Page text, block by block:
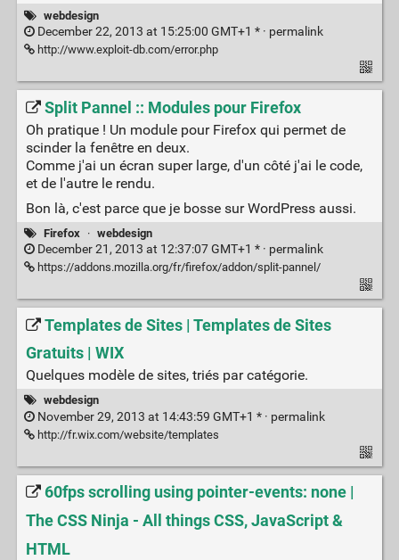
webdesign
December 22, 2013 at 15:25:00 GMT+1 * · permalink
http://www.exploit-db.com/error.php
Split Pannel :: Modules pour Firefox
Oh pratique ! Un module pour Firefox qui permet de
scinder la fenêtre en deux.
Comme j'ai un écran super large, d'un côté j'ai le code,
et de l'autre le rendu.
Bon là, c'est parce que je bosse sur WordPress aussi.
Firefox · webdesign
December 21, 2013 at 12:37:07 GMT+1 * · permalink
https://addons.mozilla.org/fr/firefox/addon/split-pannel/
Templates de Sites | Templates de Sites
Gratuits | WIX
Quelques modèle de sites, triés par catégorie.
webdesign
November 29, 2013 at 14:43:59 GMT+1 * · permalink
http://fr.wix.com/website/templates
60fps scrolling using pointer-events: none |
The CSS Ninja - All things CSS, JavaScript &
HTML